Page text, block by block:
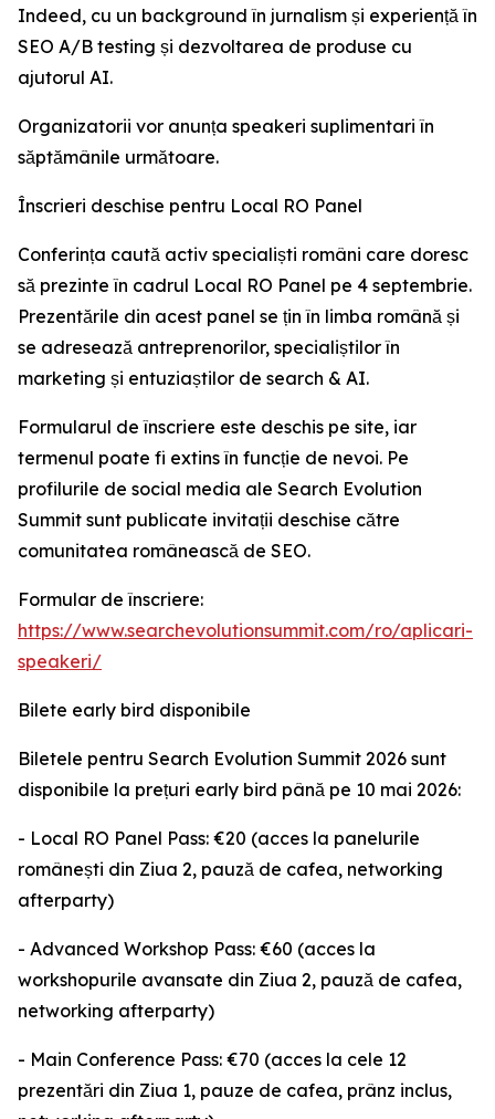
Indeed, cu un background în jurnalism și experiență în
SEO A/B testing și dezvoltarea de produse cu
ajutorul AI.
Organizatorii vor anunța speakeri suplimentari în
săptămânile următoare.
Înscrieri deschise pentru Local RO Panel
Conferința caută activ specialiști români care doresc
să prezinte în cadrul Local RO Panel pe 4 septembrie.
Prezentările din acest panel se țin în limba română și
se adresează antreprenorilor, specialiștilor în
marketing și entuziaștilor de search & AI.
Formularul de înscriere este deschis pe site, iar
termenul poate fi extins în funcție de nevoi. Pe
profilurile de social media ale Search Evolution
Summit sunt publicate invitații deschise către
comunitatea românească de SEO.
Formular de înscriere:
https://www.searchevolutionsummit.com/ro/aplicari-
speakeri/
Bilete early bird disponibile
Biletele pentru Search Evolution Summit 2026 sunt
disponibile la prețuri early bird până pe 10 mai 2026:
- Local RO Panel Pass: €20 (acces la panelurile
românești din Ziua 2, pauză de cafea, networking
afterparty)
- Advanced Workshop Pass: €60 (acces la
workshopurile avansate din Ziua 2, pauză de cafea,
networking afterparty)
- Main Conference Pass: €70 (acces la cele 12
prezentări din Ziua 1, pauze de cafea, prânz inclus,